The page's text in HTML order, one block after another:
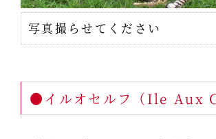
写真撮らせてください
●イルオセルフ（Ile Aux